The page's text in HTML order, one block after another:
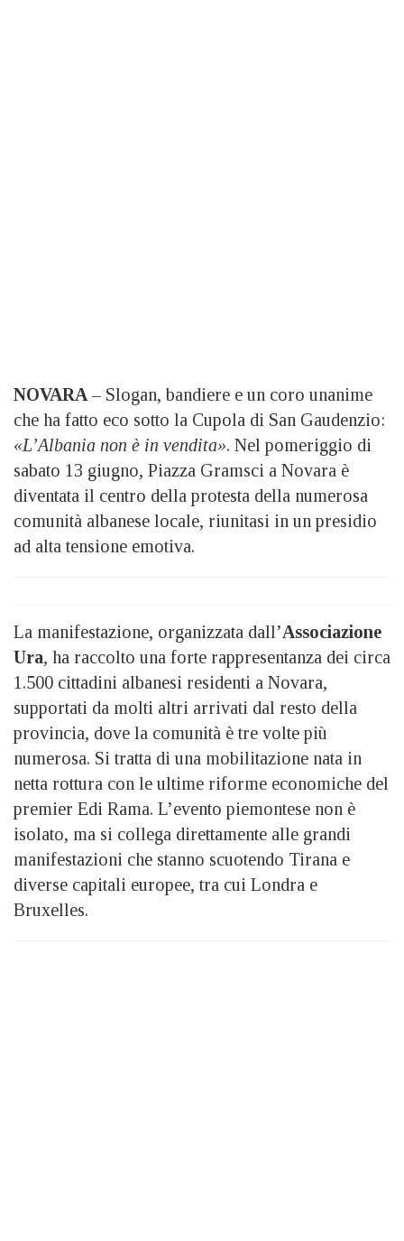
NOVARA – Slogan, bandiere e un coro unanime
che ha fatto eco sotto la Cupola di San Gaudenzio:
«L’Albania non è in vendita». Nel pomeriggio di
sabato 13 giugno, Piazza Gramsci a Novara è
diventata il centro della protesta della numerosa
comunità albanese locale, riunitasi in un presidio
ad alta tensione emotiva.
La manifestazione, organizzata dall’Associazione
Ura, ha raccolto una forte rappresentanza dei circa
1.500 cittadini albanesi residenti a Novara,
supportati da molti altri arrivati dal resto della
provincia, dove la comunità è tre volte più
numerosa. Si tratta di una mobilitazione nata in
netta rottura con le ultime riforme economiche del
premier Edi Rama. L’evento piemontese non è
isolato, ma si collega direttamente alle grandi
manifestazioni che stanno scuotendo Tirana e
diverse capitali europee, tra cui Londra e
Bruxelles.